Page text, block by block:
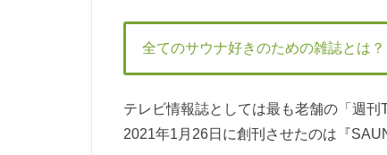
全てのサウナ好きのための雑誌とは？
テレビ情報誌としては最も老舗の「週刊
2021年1月26日に創刊させたのは『